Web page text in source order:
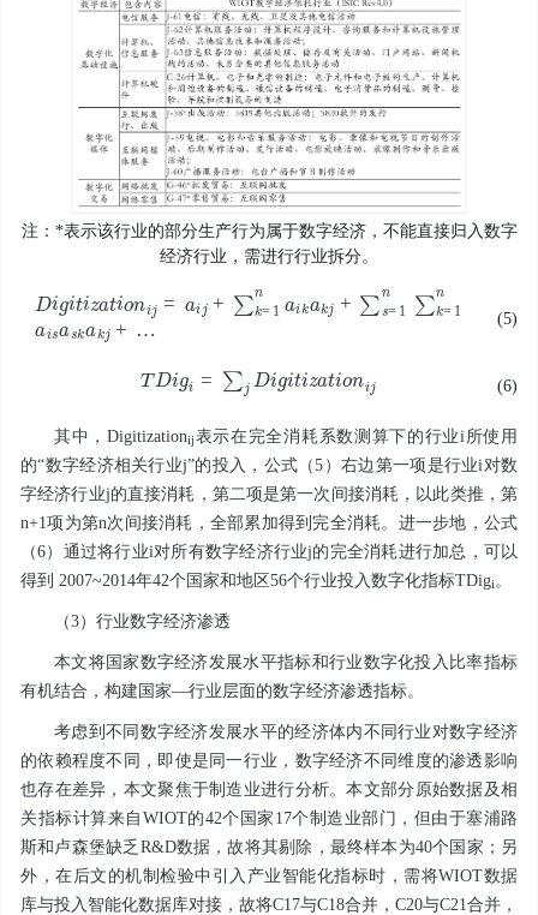
注：*表示该行业的部分生产行为属于数字经济，不能直接归入数字
经济行业，需进行行业拆分。
D gi ti zati onij= +∑ 1nai k akj+∑ 1n∑k= 1naisa kj+
… (5)
TDig Di itiz ati o ij
(6)
其中，Digitizationij表示在完全消耗系数测算下的行业i 所使用
的“数字经济相关行业j”的投入，公式（5）右边第一项是行业i 对数
字经济行业j的直接消耗，第二项是第一次间接消耗，以此类推，第
n+1项为第n次间接消耗，全部累加得到完全消耗。进一步地，公式
（6）通过将行业i对所有数字经济行业j的完全消耗进行加总，可以
得到 2007~2014年42个国家和地区56个行业投入数字化指标TDigi 。
（3）行业数字经济渗透
本文将国家数字经济发展水平指标和行业数字化投入比率指标
有机结合，构建国家—行业层面的数字经济渗透指标。
考虑到不同数字经济发展水平的经济体内不同行业对数字经济
的依赖程度不同，即使是同一行业，数字经济不同维度的渗透影响
也存在差异，本文聚焦于制造业进行分析。本文部分原始数据及相
关指标计算来自WIOT的42个国家17个制造业部门，但由于塞浦路
斯和卢森堡缺乏R&D数据，故将其剔除，最终样本为40个国家；另
外，在后文的机制检验中引入产业智能化指标时，需将WIOT数据
库与投入智能化数据库对接，故将C17与C18合并，C20与C21合并，